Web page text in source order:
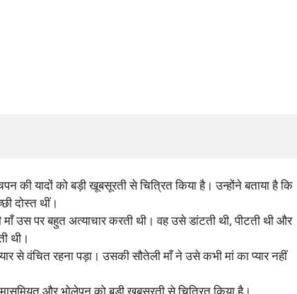
की यादों को बड़ी खूबसूरती से चित्रित किया है। उन्होंने बताया है कि
दोस्त थीं।
माँ उस पर बहुत अत्याचार करती थी। वह उसे डांटती थी, पीटती थी और
थी।
से वंचित रहना पड़ा। उसकी सौतेली माँ ने उसे कभी मां का प्यार नहीं